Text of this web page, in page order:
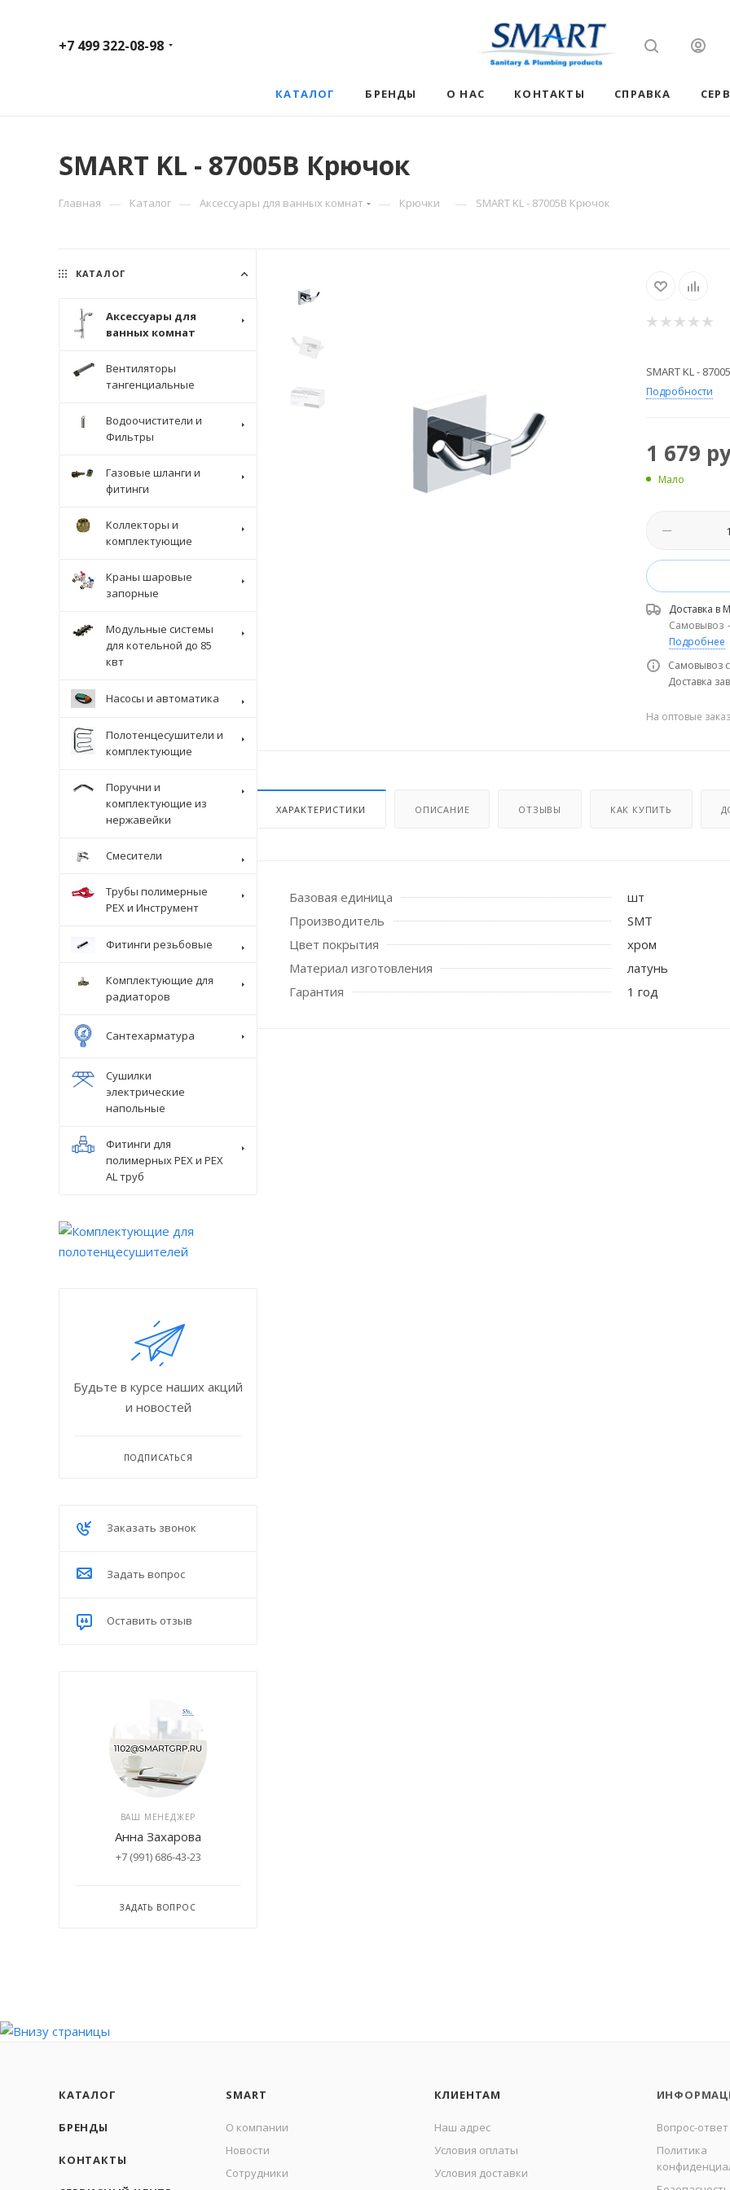
+7 499 322-08-98
КАТАЛОГ БРЕНДЫ О НАС КОНТАКТЫ СПРАВКА
SMART KL - 87005B Крючок
Главная — Каталог — Аксессуары для ванных комнат — Крючки — SMART KL - 87005B Крючок
SMART KL -
Подробности
1 679
Мало
Доставка в
Самовывоз
Подробнее
Самовывоз
Доставка
На оптовые
ХАРАКТЕРИСТИКИ ОПИСАНИЕ ОТЗЫВЫ КАК КУПИТЬ
Базовая единица
шт
Производитель
SMT
Цвет покрытия
хром
Материал изготовления
латунь
Гарантия
1 год
КАТАЛОГ
Аксессуары для
ванных комнат
Вентиляторы
тангенциальные
Водоочистители и
Фильтры
Газовые шланги и
фитинги
Коллекторы и
комплектующие
Краны шаровые
запорные
Модульные системы
для котельной до 85
квт
Насосы и автоматика
Полотенцесушители и
комплектующие
Поручни и
комплектующие из
нержавейки
Крепеж стоек для поручня
Смесители
Трубы полимерные
PEX и Инструмент
Фитинги резьбовые
Комплектующие для
радиаторов
Сантехарматура
Сушилки
электрические
напольные
Фитинги для
полимерных PEX и PEX
AL труб
Будьте в курсе наших акций
и новостей
ПОДПИСАТЬСЯ
Заказать звонок
Задать вопрос
Оставить отзыв
ВАШ МЕНЕДЖЕР
Анна Захарова
+7 (991) 686-43-23
ЗАДАТЬ ВОПРОС
КАТАЛОГ
БРЕНДЫ
КОНТАКТЫ
SMART
О компании
Новости
Сотрудники
КЛИЕНТАМ
Наш адрес
Условия оплаты
Условия доставки
Вопрос-ответ
Политика